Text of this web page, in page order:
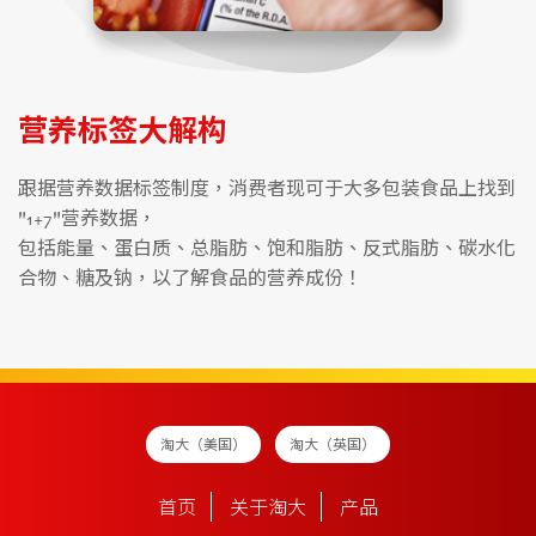
营养标签大解构
跟据营养数据标签制度，消费者现可于大多包装食品上找到
"1+7"营养数据，
包括能量、蛋白质、总脂肪、饱和脂肪、反式脂肪、碳水化
合物、糖及钠，以了解食品的营养成份！
淘大（美国） 淘大（英国）
首页 关于淘大 产品